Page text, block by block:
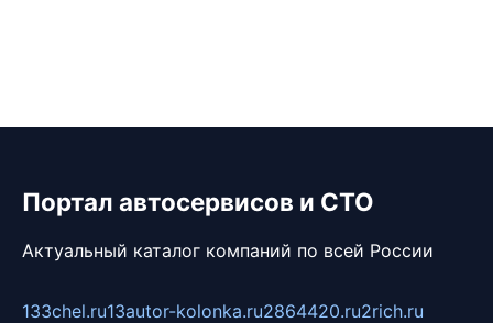
Портал автосервисов и СТО
Актуальный каталог компаний по всей России
133chel.ru13autor-kolonka.ru2864420.ru2rich.ru